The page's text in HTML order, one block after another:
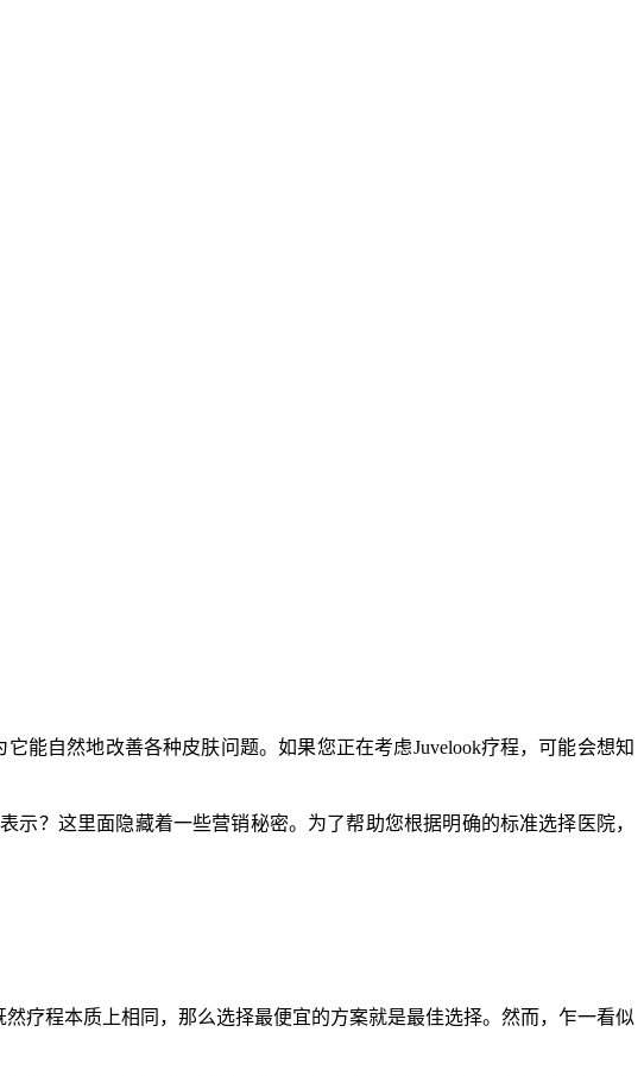
能自然地改善各种皮肤问题。如果您正在考虑Juvelook疗程，可能会想知
示？这里面隐藏着一些营销秘密。为了帮助您根据明确的标准选择医院，
疗程本质上相同，那么选择最便宜的方案就是最佳选择。然而，乍一看似